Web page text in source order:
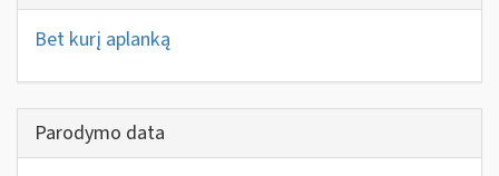
Bet kurį aplanką
Parodymo data